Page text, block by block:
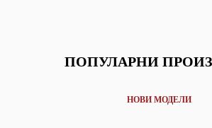
ПОПУЛАРНИ
НОВИ МОДЕЛИ